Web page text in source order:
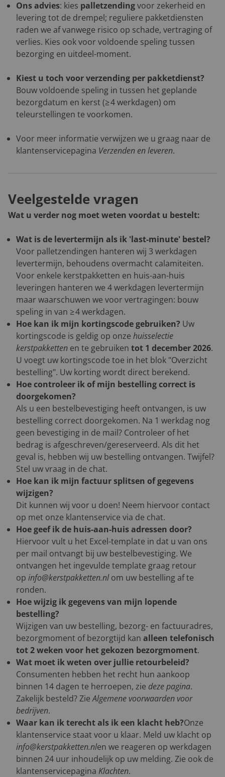
Ons advies: kies palletzendingvoor zekerheid en
levering tot de drempel; reguliere pakketdiensten
raden we af vanwege risico op schade, vertraging of
verlies. Kies ook voor voldoende speling tussen
bezorging en uitdeel-moment.
Kiest u toch voor verzending per pakketdienst?
Bouw voldoende speling in tussen het geplande
bezorgdatum en kerst (≥ 4 werkdagen) om
teleurstellingen te voorkomen.
Voor meer informatie verwijzen we u graag naar de
klantenservicepagina Verzenden en leveren.
Veelgestelde vragen
Wat u verder nog moet weten voordat u bestelt:
Wat is de levertermijn als ik 'last-minute' bestel?
Voor palletzendingen hanteren wij 3 werkdagen
levertermijn, behoudens overmacht calamiteiten.
Voor enkele kerstpakketten en huis-aan-huis
leveringen hanteren we 4 werkdagen levertermijn
maar waarschuwen we voor vertragingen: bouw
speling in van ≥ 4 werkdagen.
Hoe kan ik mijn kortingscode gebruiken? Uw
kortingscode is geldig op onze huisselectie
kerstpakketten en te gebruiken tot 1 december 2026.
U voegt uw kortingscode toe in het blok "Overzicht
bestelling". Uw korting wordt direct berekend.
Hoe controleer ik of mijn bestelling correct is
doorgekomen?
Als u een bestelbevestiging heeft ontvangen, is uw
bestelling correct doorgekomen. Na 1 werkdag nog
geen bevestiging in de mail? Controleer of het
bedrag is afgeschreven/gereserveerd. Als dit het
geval is, hebben wij uw bestelling ontvangen. Twijfel?
Stel uw vraag in de chat.
Hoe kan ik mijn factuur splitsen of gegevens
wijzigen?
Dit kunnen wij voor u doen! Neem hiervoor contact
op met onze klantenservice via de chat.
Hoe geef ik de huis-aan-huis adressen door?
Hiervoor vult u het Excel-template in dat u van ons
per mail ontvangt bij uw bestelbevestiging. We
ontvangen het ingevulde template graag retour
op info@kerstpakketten.nlom uw bestelling af te
ronden.
Hoe wijzig ik gegevens van mijn lopende
bestelling?
Wijzigen van uw bestelling, bezorg- en factuuradres,
bezorgmoment of bezorgtijd kan alleen telefonisch
tot 2 weken voor het gekozen bezorgmoment.
Wat moet ik weten over jullie retourbeleid?
Consumenten hebben het recht hun aankoop
binnen 14 dagen te herroepen, zie deze pagina.
Zakelijk besteld? ZieAlgemene voorwaarden voor
bedrijven.
Waar kan ik terecht als ik een klacht heb?Onze
klantenservice staat voor u klaar. Meld uw klacht op
info@kerstpakketten.nlen we reageren op werkdagen
binnen 24 uur inhoudelijk op uw melding. Zie ook de
klantenservicepagina Klachten.